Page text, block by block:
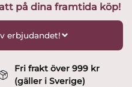
på dina framtida köp!
erbjudandet!
Fri frakt över 999 kr
(gäller i Sverige)